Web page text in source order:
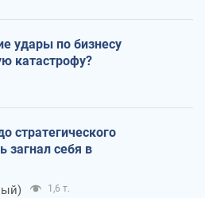
удары по бизнесу
катастрофу?
стратегического
загнал себя в
1,6 т.